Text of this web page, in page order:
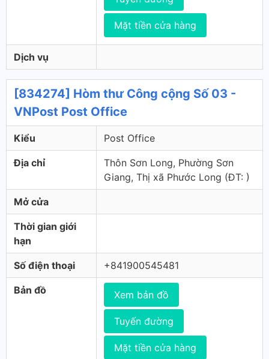
Mặt tiền cửa hàng
Dịch vụ
[834274] Hòm thư Công cộng Số 03 -
VNPost Post Office
Kiểu Post Office
Địa chỉ
Thôn Sơn Long, Phường Sơn
Giang, Thị xã Phước Long (ÐT: )
Mở cửa
Thời gian giới
hạn
Số điện thoại +841900545481
Bản đồ Xem bản đồ
Tuyến đường
Mặt tiền cửa hàng